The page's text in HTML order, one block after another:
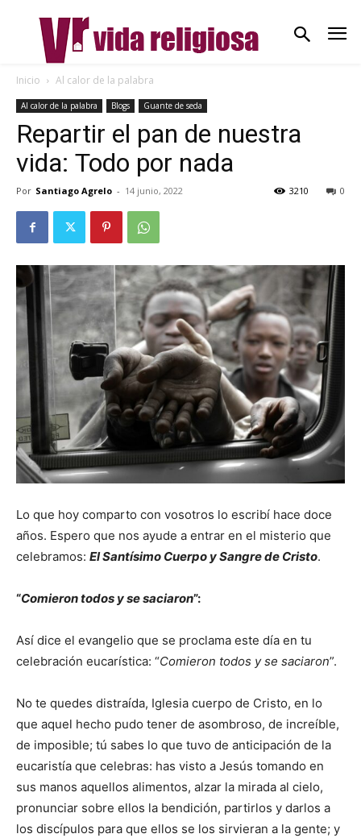
Inicio Al calor de la palabra
Al calor de la palabra Blogs Guante de seda
Repartir el pan de nuestra
vida: Todo por nada
Por Santiago Agrelo - 14 junio, 2022 0
3210
Lo que hoy comparto con vosotros lo escribí hace doce
años. Espero que nos ayude a entrar en el misterio que
celebramos: El Santísimo Cuerpo y Sangre de Cristo.
“Comieron todos y se saciaron”:
Así dice el evangelio que se proclama este día en tu
celebración eucarística: “Comieron todos y se saciaron”.
No te quedes distraída, Iglesia cuerpo de Cristo, en lo
que aquel hecho pudo tener de asombroso, de increíble,
de imposible; tú sabes lo que tuvo de anticipación de la
eucaristía que celebras: has visto a Jesús tomando en
sus manos aquellos alimentos, alzar la mirada al cielo,
pronunciar sobre ellos la bendición, partirlos y darlos a
los discípulos para que ellos se los sirvieran a la gente; y